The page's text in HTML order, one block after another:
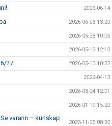
2026-06-14
2026-06-03 13:20
2026-05-28 10:06
2026-05-13 12:10
27 2026-05-13 10:32
2026-04-13
2026-03-24 12:01
2026-01-19 15:20
varann – kunskap
2025-11-05 08:30